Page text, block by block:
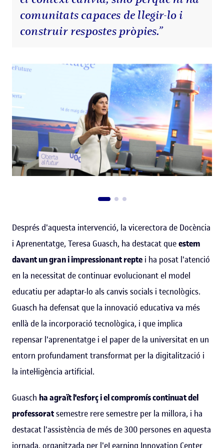
comunitats capaces de llegir-lo i
construir respostes pròpies.”
Després d'aquesta intervenció, la vicerectora de Docència
i Aprenentatge, Teresa Guasch, ha destacat queestem
davant un gran i impressionant repte i ha posat l'atenció
en la necessitat de continuar evolucionant el model
educatiu per adaptar-lo als canvis socials i tecnològics.
Guasch ha defensat que la innovació educativa va més
enllà de la incorporació tecnològica, i que implica
repensar l'aprenentatge i el paper de la universitat en un
entorn profundament transformat per la digitalització i
la intel·ligència artificial.
Guasch ha agraït l'esforç i el compromís continuat del
professoratsemestre rere semestre per la millora, i ha
destacat l'assistència de més de 300 persones en aquesta
jornada, organitzada per l'eLearning Innovation Center